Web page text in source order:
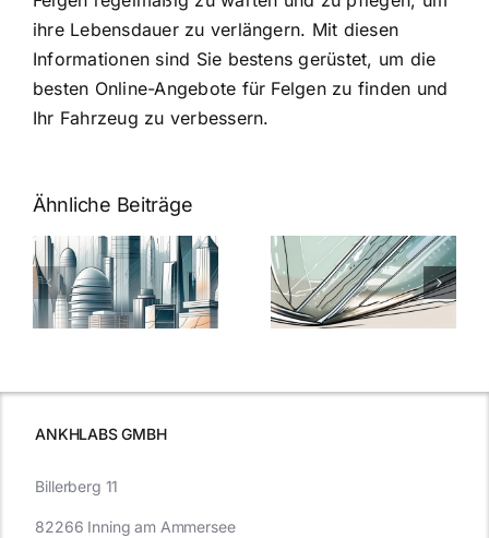
ihre Lebensdauer zu verlängern. Mit diesen
Informationen sind Sie bestens gerüstet, um die
besten Online-Angebote für Felgen zu finden und
Ihr Fahrzeug zu verbessern.
Ähnliche Beiträge
5 Gründe,
warum
Nanoversiegelung
auf Glas
7
Expertentipps
für maximale
ANKHLABS GMBH
Billerberg 11
82266 Inning am Ammersee